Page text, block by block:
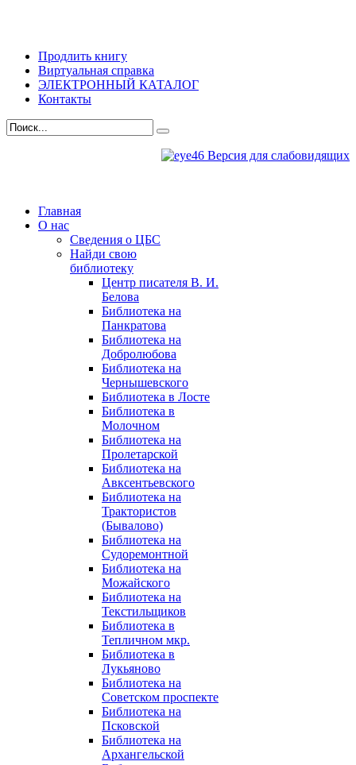
Продлить книгу
Виртуальная справка
ЭЛЕКТРОННЫЙ КАТАЛОГ
Контакты
Версия для слабовидящих
Главная
О нас
Сведения о ЦБС
Найди свою
библиотеку
Центр писателя В. И.
Белова
Библиотека на
Панкратова
Библиотека на
Добролюбова
Библиотека на
Чернышевского
Библиотека в Лосте
Библиотека в
Молочном
Библиотека на
Пролетарской
Библиотека на
Авксентьевского
Библиотека на
Трактористов
(Бывалово)
Библиотека на
Судоремонтной
Библиотека на
Можайского
Библиотека на
Текстильщиков
Библиотека в
Тепличном мкр.
Библиотека в
Лукьяново
Библиотека на
Советском проспекте
Библиотека на
Псковской
Библиотека на
Архангельской